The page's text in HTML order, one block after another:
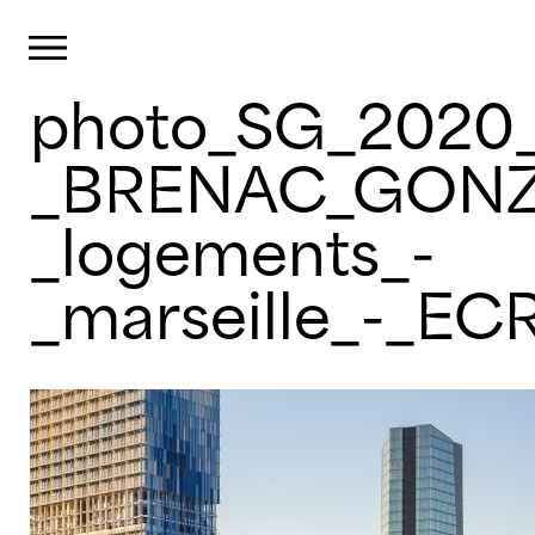
to
content
_logements_-
_marseille_-